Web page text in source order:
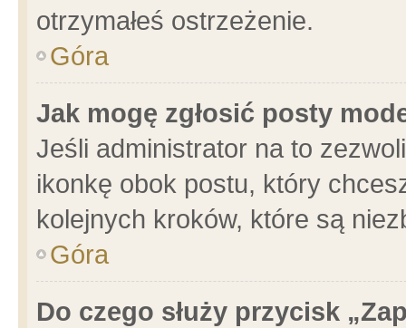
otrzymałeś ostrzeżenie.
Góra
Jak mogę zgłosić posty
Jeśli administrator na to
ikonkę obok postu, który
kolejnych kroków, które są
Góra
Do czego służy przycisk